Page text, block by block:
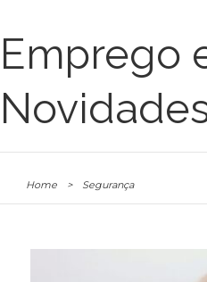
Emprego
Home > Segurança